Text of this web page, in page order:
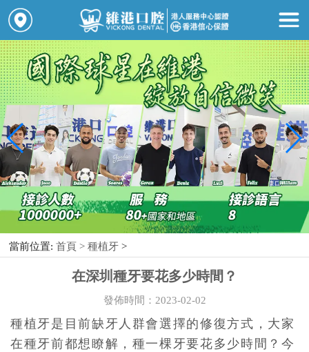
當前位置: 首頁 >種植牙 >
在深圳種牙要花多少時間？
發佈時間：2023-02-02
種植牙是目前缺牙人群會選擇的修復方式，大家
在種牙前都想瞭解，種一棵牙要花多少時間？今